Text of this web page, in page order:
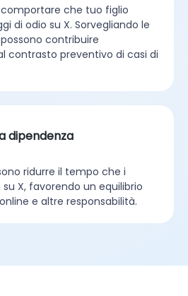
che tuo figlio
di odio su X. Sorvegliando le
contribuire
contrasto preventivo di casi di
dipendenza
ridurre il tempo che i
X, favorendo un equilibrio
e altre responsabilità.